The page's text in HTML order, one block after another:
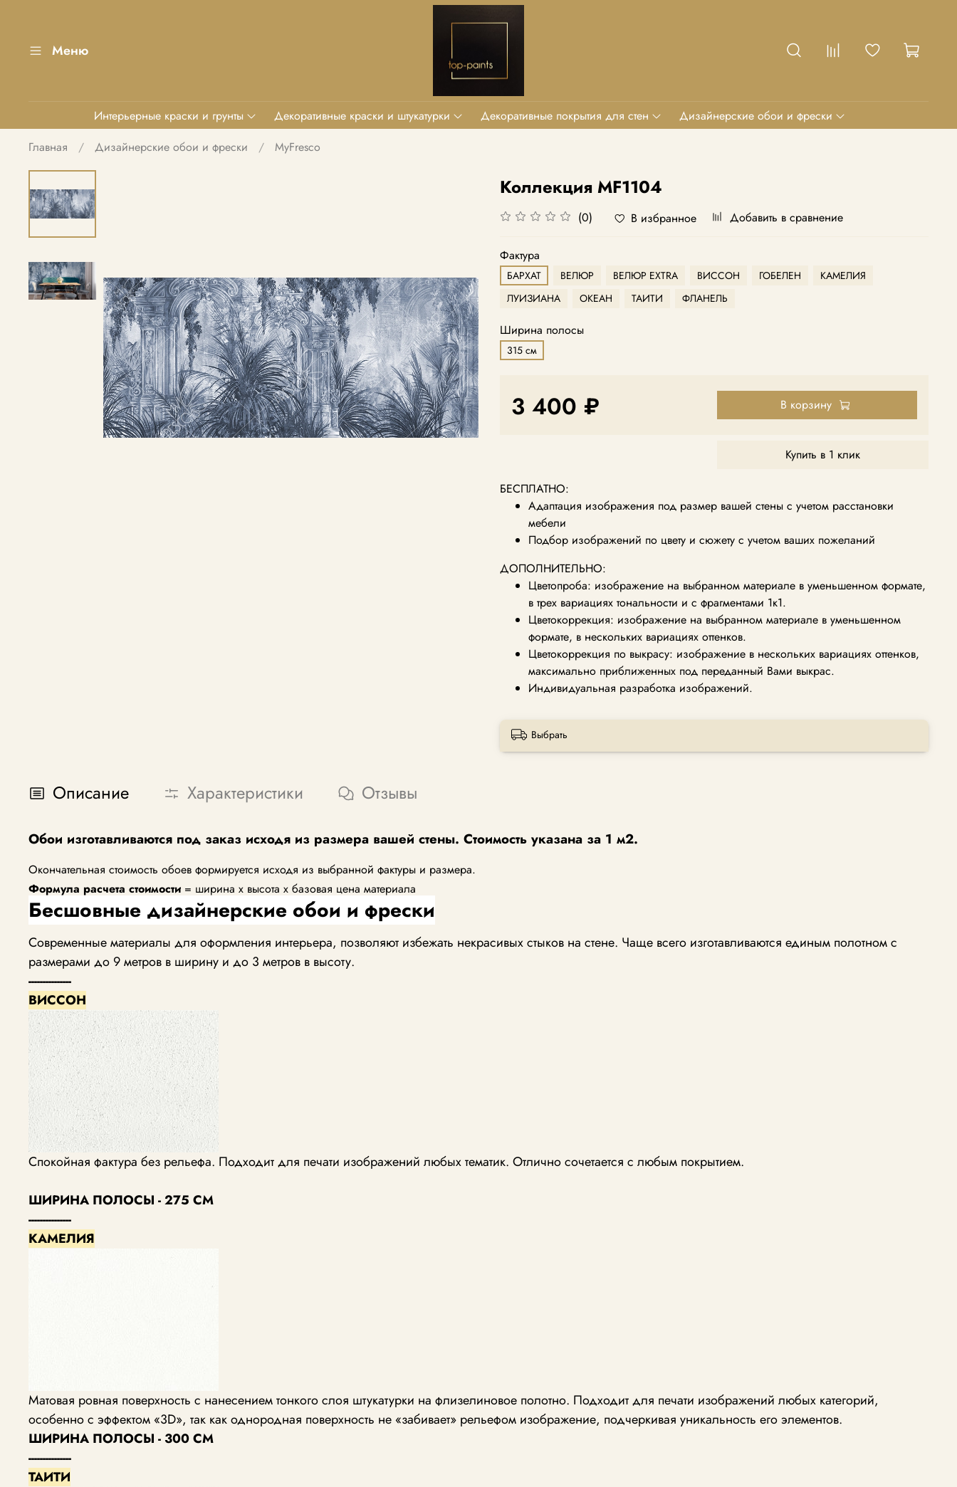
Меню
Интерьерные краски и грунты Декоративные краски и штукатурки Декоративные покрытия для стен
Дизайнерские обои и фрески
Главная
Дизайнерские обои и фрески MyFresco
Коллекция MF1104
(0) В избранное Добавить в сравнение
Фактура
БАРХАТ ВЕЛЮР ВЕЛЮР EXTRA ВИССОН ГОБЕЛЕН
КАМЕЛИЯ
ЛУИЗИАНА
ОКЕАН ТАИТИ ФЛАНЕЛЬ
Ширина полосы
315 см
3 400 ₽ В корзину
Купить в 1 клик
БЕСПЛАТНО:
Адаптация изображения под размер вашей стены с учетом расстановки
мебели
Подбор изображений по цвету и сюжету с учетом ваших пожеланий
ДОПОЛНИТЕЛЬНО:
Цветопроба: изображение на выбранном материале в уменьшенном формате,
в трех вариациях тональности и с фрагментами 1к1.
Цветокоррекция: изображение на выбранном материале в уменьшенном
формате, в нескольких вариациях оттенков.
Цветокоррекция по выкрасу: изображение в нескольких вариациях оттенков,
максимально приближенных под переданный Вами выкрас.
Индивидуальная разработка изображений.
Выбрать
Описание Характеристики Отзывы
Обои изготавливаются под заказ исходя из размера вашей стены. Стоимость указана за 1 м2.
Окончательная стоимость обоев формируется исходя из выбранной фактуры и размера.
Формула расчета стоимости = ширина х высота х базовая цена материала
Бесшовные дизайнерские обои и фрески
Современные материалы для оформления интерьера, позволяют избежать некрасивых стыков на стене. Чаще всего изготавливаются единым полотном с
размерами до 9 метров в ширину и до 3 метров в высоту.
---------------
ВИССОН
Спокойная фактура без рельефа. Подходит для печати изображений любых тематик. Отлично сочетается с любым покрытием.
ШИРИНА ПОЛОСЫ - 275 СМ
---------------
КАМЕЛИЯ
Матовая ровная поверхность с нанесением тонкого слоя штукатурки на флизелиновое полотно. Подходит для печати изображений любых категорий,
особенно с эффектом «3D», так как однородная поверхность не «забивает» рельефом изображение, подчеркивая уникальность его элементов.
ШИРИНА ПОЛОСЫ - 300 СМ
---------------
ТАИТИ